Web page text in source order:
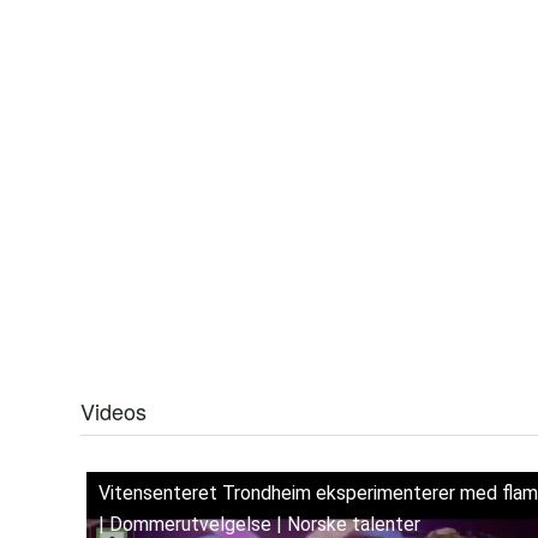
Videos
Vitensenteret Trondheim eksperimenterer med
| Dommerutvelgelse | Norske talenter